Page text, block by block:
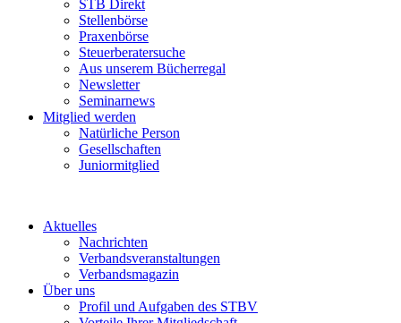
STB Direkt
Stellenbörse
Praxenbörse
Steuerberatersuche
Aus unserem Bücherregal
Newsletter
Seminarnews
Mitglied werden
Natürliche Person
Gesellschaften
Juniormitglied
Aktuelles
Nachrichten
Verbandsveranstaltungen
Verbandsmagazin
Über uns
Profil und Aufgaben des STBV